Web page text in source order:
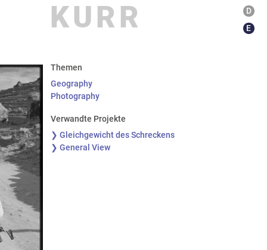
KURR
D
E
Themen
Geography
Photography
Verwandte Projekte
❯ Gleichgewicht des Schreckens
❯ General View